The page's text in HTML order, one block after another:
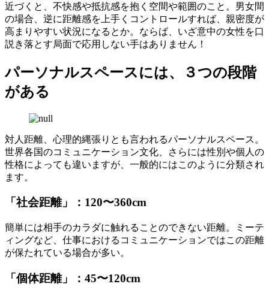
近づくと、不快感や抵抗感を抱く空間や範囲のこと。男女間
の場合、逆に距離感を上手くコントロールすれば、親密度が
高まりやすい状況になるとか。ならば、いざ意中の女性を口
説き落とす局面で応用しない手はありません！
パーソナルスペースには、３つの段階
がある
対人距離、心理的縄張りとも言われるパーソナルスペース。
世界各国のコミュニケーション文化、さらには性別や個人の
性格によっても違いますが、一般的にはこのように分類され
ます。
「社会距離」：120〜360cm
簡単には相手のカラダに触れることのできない距離。ミーテ
ィングなど、仕事におけるコミュニケーションではこの距離
が保たれている場合が多い。
「個体距離」：45〜120cm